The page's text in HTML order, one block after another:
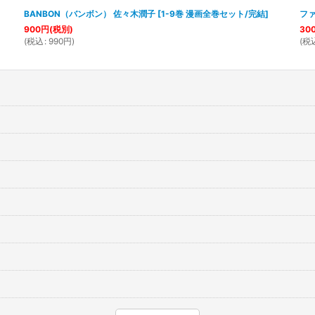
BANBON（バンボン） 佐々木潤子 [1-9巻 漫画全巻セット/完結]
900円(税別)
(税込 : 990円)
フ
(税